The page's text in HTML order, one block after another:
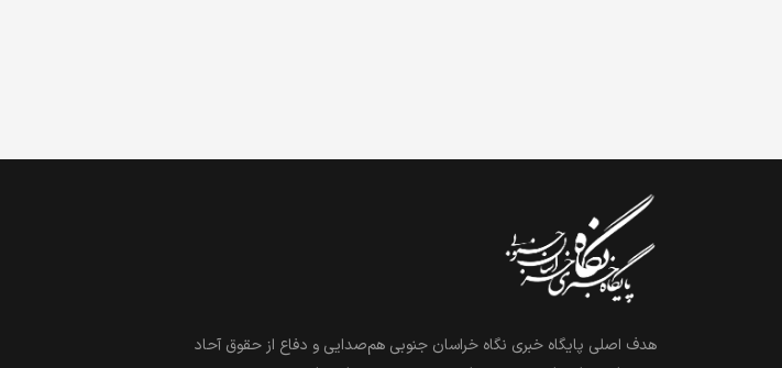
هدف اصلی پایگاه خبری نگاه خراسان جنوبی هم‌صدایی و دفاع از حقوق آحاد